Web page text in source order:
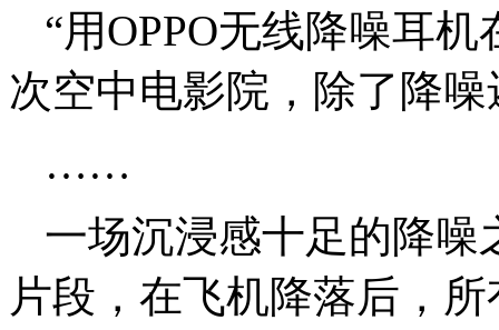
“用OPPO无线降噪耳
次空中电影院，除了降
……
一场沉浸感十足的降噪
片段，在飞机降落后，